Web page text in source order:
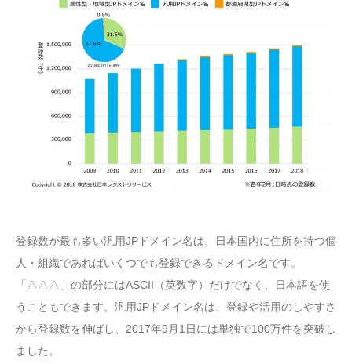
登録数が最も多い汎用JPドメイン名は、日本国内に住所を持つ個
人・組織であればいくつでも登録できるドメイン名です。
「△△△」の部分にはASCII（英数字）だけでなく、日本語を使
うこともできます。汎用JPドメイン名は、登録や活用のしやすさ
から登録数を伸ばし、2017年9月1日には単独で100万件を突破し
ました。